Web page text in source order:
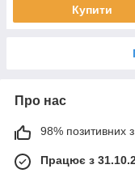
Купити
Про нас
98% позитивних з
Працює з